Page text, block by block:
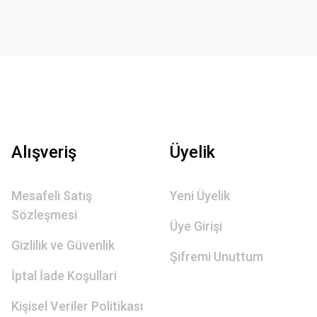
Alışveriş
Mesafeli Satış
Sözleşmesi
Gizlilik ve Güvenlik
İptal İade Koşullari
Kişisel Veriler Politikası
Üyelik
Yeni Üyelik
Üye Girişi
Şifremi Unuttum